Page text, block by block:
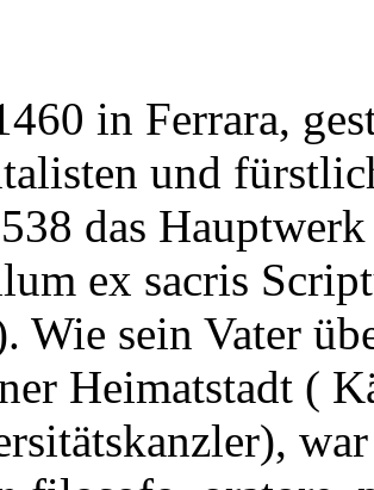
in Ferrara,
und
das
ex sacris
Wie sein Vater
Heimatstadt (